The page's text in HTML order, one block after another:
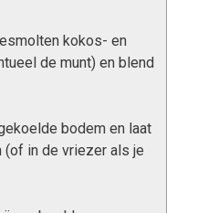
kokos- en
de munt) en blend
bodem en laat
in de vriezer als je